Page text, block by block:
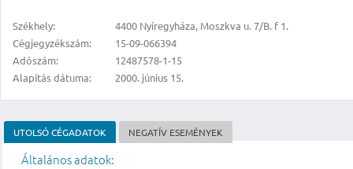
Székhely:
4400 Nyíregyháza, Moszkva u. 7/B. f 1.
Cégjegyzékszám:
15-09-066394
Adószám:
12487578-1-15
Alapítás dátuma:
2000. június 15.
UTOLSÓ CÉGADATOK NEGATÍV ESEMÉNYEK
Általános adatok: